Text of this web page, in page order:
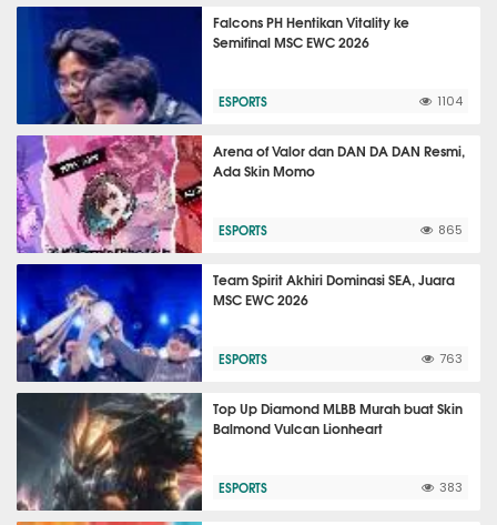
Falcons PH Hentikan Vitality ke
Semifinal MSC EWC 2026
ESPORTS 1104
Arena of Valor dan DAN DA DAN Resmi,
Ada Skin Momo
ESPORTS 865
Team Spirit Akhiri Dominasi SEA, Juara
MSC EWC 2026
ESPORTS 763
Top Up Diamond MLBB Murah buat Skin
Balmond Vulcan Lionheart
ESPORTS 383